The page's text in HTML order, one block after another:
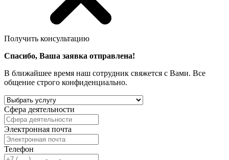
Получить консультацию
Спасибо, Ваша заявка отправлена!
В ближайшее время наш сотрудник свяжется с Вами. Все
общение строго конфиденциально.
Сфера деятельности
Электронная почта
Телефон